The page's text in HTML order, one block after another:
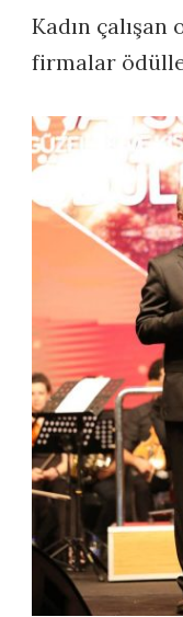
Kadın
firmalar